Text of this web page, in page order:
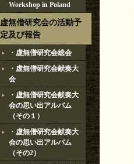
Workshop in Poland
虚無僧研究会の活動予
定及び報告
・虚無僧研究会総会
・虚無僧研究会献奏大
会
・虚無僧研究会献奏大
会の思い出アルバム
（その１）
・虚無僧研究会献奏大
会の思い出アルバム
（その2）